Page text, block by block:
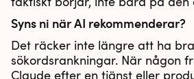
Syns ni när AI rekommenderar?
Det räcker inte längre att ha bra
sökordsrankningar. När någon
Claude efter en tjänst eller